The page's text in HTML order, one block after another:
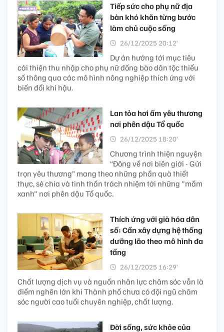
Tiếp sức cho phụ nữ địa
bàn khó khăn từng bước
làm chủ cuộc sống
26/12/2025 20:12’
Dự án hướng tới mục tiêu
cải thiện thu nhập cho phụ nữ đồng bào dân tộc thiểu
số thông qua các mô hình nông nghiệp thích ứng với
biến đổi khí hậu.
Lan tỏa hơi ấm yêu thương
nơi phên dậu Tổ quốc
26/12/2025 18:20’
Chương trình thiện nguyện
“Đông về nơi biên giới - Gửi
trọn yêu thương” mang theo những phần quà thiết
thực, sẻ chia và tinh thần trách nhiệm tới những "mầm
xanh" nơi phên dậu Tổ quốc.
Thích ứng với già hóa dân
số: Cần xây dựng hệ thống
dưỡng lão theo mô hình đa
tầng​
26/12/2025 16:29’
Chất lượng dịch vụ và nguồn nhân lực chăm sóc vẫn là
điểm nghẽn lớn khi Thành phố chưa có đội ngũ chăm
sóc người cao tuổi chuyên nghiệp, chất lượng.
Đời sống, sức khỏe của